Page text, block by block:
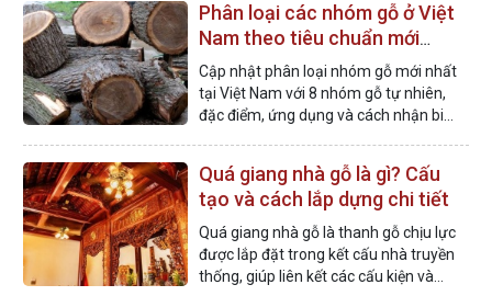
Phân loại các nhóm gỗ ở Việt
Nam theo tiêu chuẩn mới
nhất
Cập nhật phân loại nhóm gỗ mới nhất
tại Việt Nam với 8 nhóm gỗ tự nhiên,
đặc điểm, ứng dụng và cách nhận biết
Quá giang nhà gỗ là gì? Cấu
tạo và cách lắp dựng chi tiết
Quá giang nhà gỗ là thanh gỗ chịu lực
được lắp đặt trong kết cấu nhà truyền
thống, giúp liên kết các cấu kiện và